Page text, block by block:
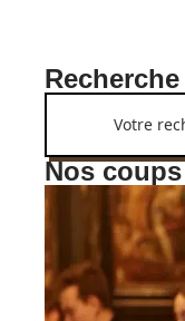
Recherche
Nos